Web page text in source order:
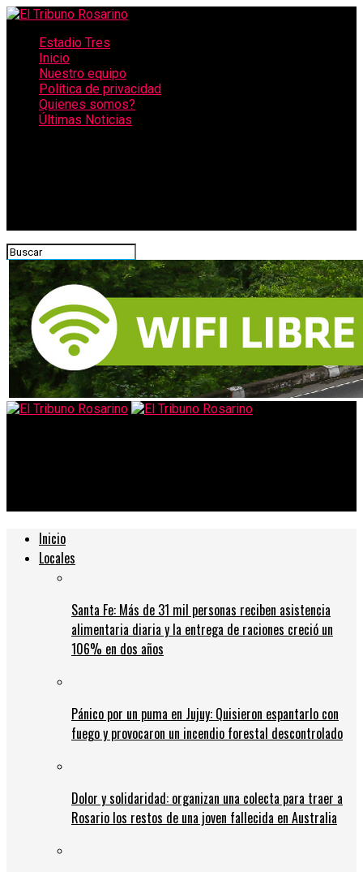
Estadio Tres
Inicio
Nuestro equipo
Política de privacidad
Quienes somos?
Últimas Noticias
Inicio
Locales
Santa Fe: Más de 31 mil personas reciben asistencia
alimentaria diaria y la entrega de raciones creció un
106% en dos años
Pánico por un puma en Jujuy: Quisieron espantarlo con
fuego y provocaron un incendio forestal descontrolado
Dolor y solidaridad: organizan una colecta para traer a
Rosario los restos de una joven fallecida en Australia